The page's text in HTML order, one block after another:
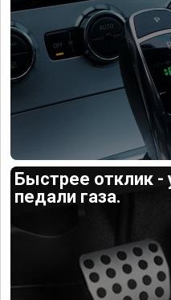
Быстрее отклик -
педали газа.